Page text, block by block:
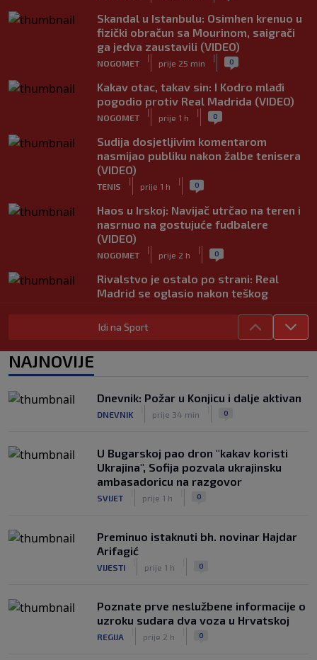
Skandal u Istanbulu: Osimhen krenuo u
fizički obračun sa Mourinom, saigrači
ga jedva zaustavili (VIDEO)
NOGOMET
|
prije 25 min
| 0
Kakav otac, takav sin: I Kodro mlađi
pogodio protiv Real Madrida (VIDEO)
NOGOMET
|
prije 1 h
| 0
Sudija dosjetljivim komentarom
nasmijao publiku nakon žalbe tenisera
(VIDEO)
TENIS
|
prije 1 h
| 0
Haos u Irskoj: Navijač utrčao na teren i
nasrnuo na gostujuće fudbalere
(VIDEO)
NOGOMET
|
prije 2 h
| 0
Rivalstvo je ostalo po strani: Real
Madrid se oglasio nakon teškog
gubitka Lionela Messija
NOGOMET
prije 2 h
Infantino nekada poručivao: "Novac
NOGOMET
|
prije 3 h
|
Idi na Sport
NAJNOVIJE
Dnevnik: Požar u Konjicu i dalje aktivan
DNEVNIK prije 34 min 0
U Bugarskoj pao dron "kakav koristi
Ukrajina", Sofija pozvala ukrajinsku
ambasadoricu na razgovor
SVIJET prije 1 h 0
Preminuo istaknuti bh. novinar Hajdar
Arifagić
VIJESTI prije 1 h 0
Poznate prve neslužbene informacije o
uzroku sudara dva voza u Hrvatskoj
REGIJA prije 2 h 0